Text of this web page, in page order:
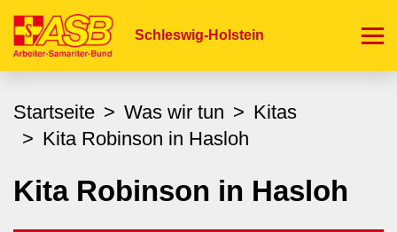
zum
Schleswig-Holstein
Startseite Was wir tun
Kitas
Kita Robinson in Hasloh
Kita Robinson in Hasloh